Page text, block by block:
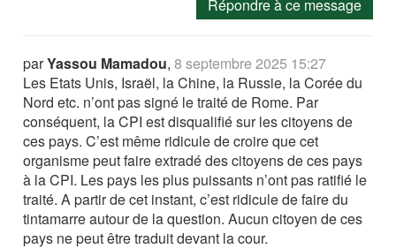
Répondre à ce message
parYassou Mamadou,8 septembre 2025 15:27
Les Etats Unis, Israël, la Chine, la Russie, la Corée du
Nord etc. n’ont pas signé le traité de Rome. Par
conséquent, la CPI est disqualifié sur les citoyens de
ces pays. C’est même ridicule de croire que cet
organisme peut faire extradé des citoyens de ces pays
à la CPI. Les pays les plus puissants n’ont pas ratifié le
traité. A partir de cet instant, c’est ridicule de faire du
tintamarre autour de la question. Aucun citoyen de ces
pays ne peut être traduit devant la cour.